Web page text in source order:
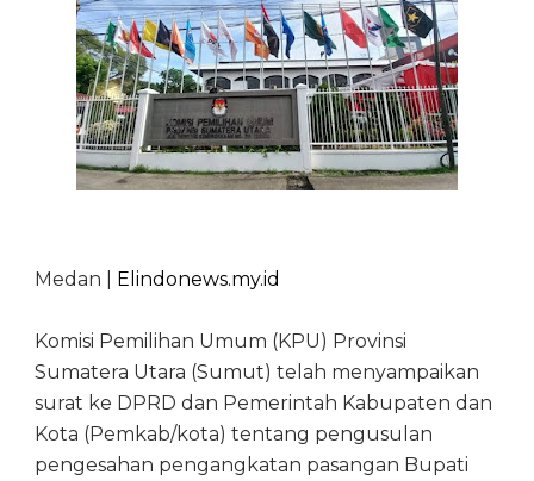
Medan | Elindonews.my.id
Komisi Pemilihan Umum (KPU) Provinsi
Sumatera Utara (Sumut) telah menyampaikan
surat ke DPRD dan Pemerintah Kabupaten dan
Kota (Pemkab/kota) tentang pengusulan
pengesahan pengangkatan pasangan Bupati